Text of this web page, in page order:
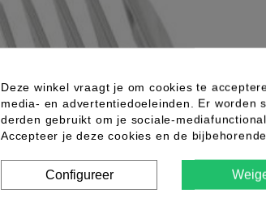
Deze winkel vraagt je om cookies te
media- en advertentiedoeleinden. Er worden
derden gebruikt om je sociale-
Accepteer je deze cookies en de
Configureer